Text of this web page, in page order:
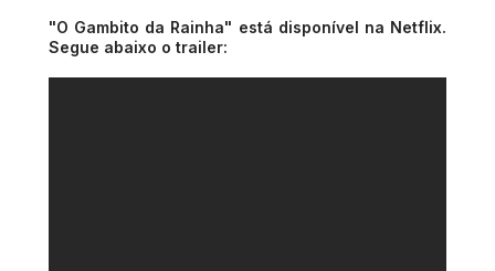
"O Gambito da Rainha" está disponível na Netflix.
Segue abaixo o trailer: